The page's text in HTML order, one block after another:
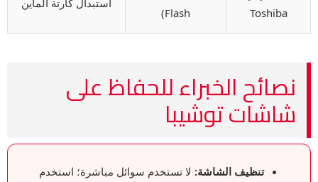
Toshiba
Flash)
نصائح الخبراء للحفاظ على
شاشات توشيبا
تنظيف الشاشة: لا تستخدم سوائل مباشرة؛ استخدم